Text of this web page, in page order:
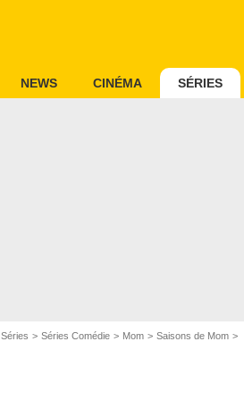
NEWS CINÉMA SÉRIES
Séries Séries Comédie Mom Saisons de Mom